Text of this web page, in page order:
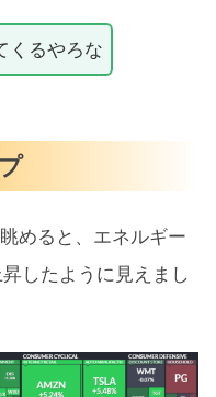
くるやろな
めると、エネルギー
したように見えまし